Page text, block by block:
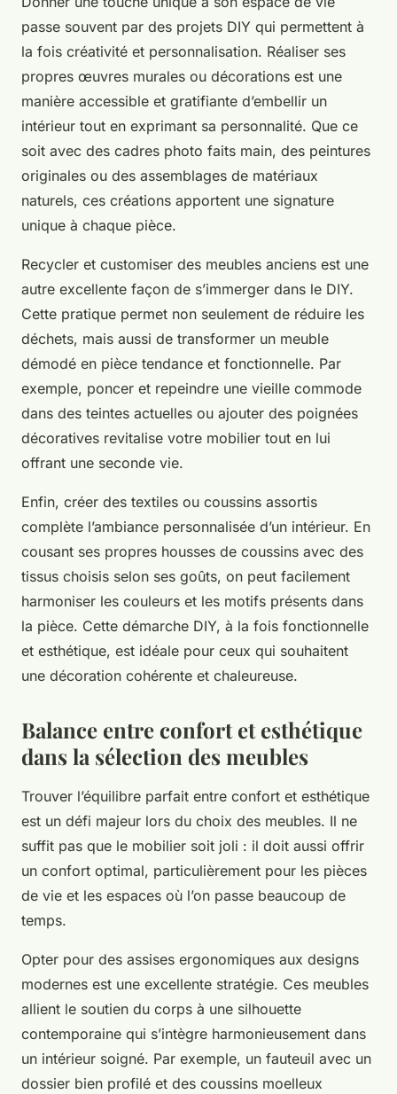
passe souvent par des projets DIY qui permettent à
la fois créativité et personnalisation. Réaliser ses
propres œuvres murales ou décorations est une
manière accessible et gratifiante d’embellir un
intérieur tout en exprimant sa personnalité. Que ce
soit avec des cadres photo faits main, des peintures
originales ou des assemblages de matériaux
naturels, ces créations apportent une signature
unique à chaque pièce.
Recycler et customiser des meubles anciens est une
autre excellente façon de s’immerger dans le DIY.
Cette pratique permet non seulement de réduire les
déchets, mais aussi de transformer un meuble
démodé en pièce tendance et fonctionnelle. Par
exemple, poncer et repeindre une vieille commode
dans des teintes actuelles ou ajouter des poignées
décoratives revitalise votre mobilier tout en lui
offrant une seconde vie.
Enfin, créer des textiles ou coussins assortis
complète l’ambiance personnalisée d’un intérieur. En
cousant ses propres housses de coussins avec des
tissus choisis selon ses goûts, on peut facilement
harmoniser les couleurs et les motifs présents dans
la pièce. Cette démarche DIY, à la fois fonctionnelle
et esthétique, est idéale pour ceux qui souhaitent
une décoration cohérente et chaleureuse.
Balance entre confort et esthétique
dans la sélection des meubles
Trouver l’équilibre parfait entre confort et esthétique
est un défi majeur lors du choix des meubles. Il ne
suffit pas que le mobilier soit joli : il doit aussi offrir
un confort optimal, particulièrement pour les pièces
de vie et les espaces où l’on passe beaucoup de
temps.
Opter pour des assises ergonomiques aux designs
modernes est une excellente stratégie. Ces meubles
allient le soutien du corps à une silhouette
contemporaine qui s’intègre harmonieusement dans
un intérieur soigné. Par exemple, un fauteuil avec un
dossier bien profilé et des coussins moelleux